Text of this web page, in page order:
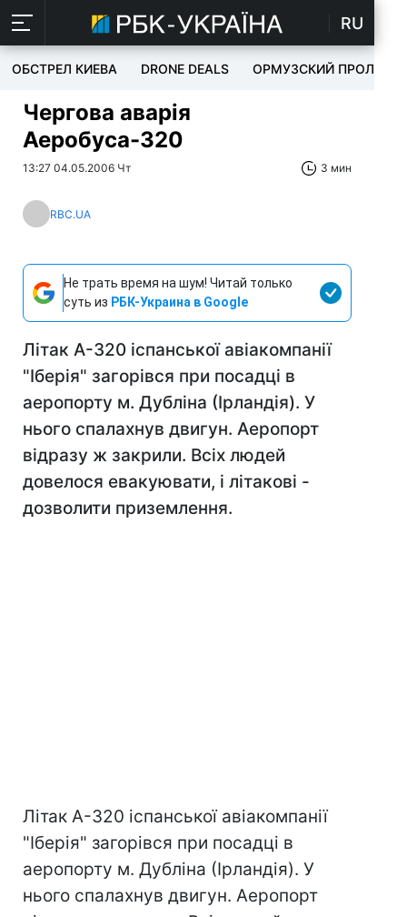
RU
ОБСТРЕЛ КИЕВА DRONE DEALS ОРМУЗСКИЙ ПРОЛИВ
Чергова аварія
Аеробуса-320
13:27 04.05.2006 Чт 3 мин
RBC.UA
Не трать время на шум! Читай только
суть из РБК-Украина в Google
Літак А-320 іспанської авіакомпанії
"Іберія" загорівся при посадці в
аеропорту м. Дубліна (Ірландія). У
нього спалахнув двигун. Аеропорт
відразу ж закрили. Всіх людей
довелося евакуювати, і літакові -
дозволити приземлення.
Літак А-320 іспанської авіакомпанії
"Іберія" загорівся при посадці в
аеропорту м. Дубліна (Ірландія). У
нього спалахнув двигун. Аеропорт